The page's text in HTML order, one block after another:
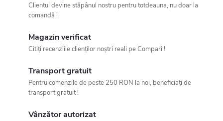
Clientul devine stăpânul nostru pentru totdeauna, nu doar la
comandă !
Magazin verificat
Citiți recenziile clienților noștri reali pe Compari !
Transport gratuit
Pentru comenzile de peste 250 RON la noi, beneficiați de
transport gratuit !
Vânzător autorizat